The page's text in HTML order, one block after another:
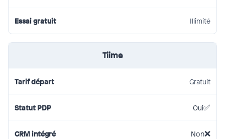
Illimité
Tiime
Gratuit
Oui
Non